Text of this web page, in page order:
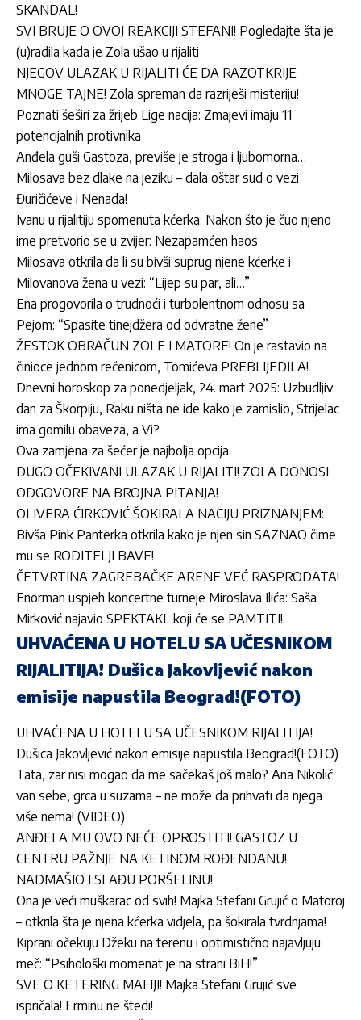
SKANDAL!
SVI BRUJE O OVOJ REAKCIJI STEFANI! Pogledajte šta je
(u)radila kada je Zola ušao u rijaliti
NJEGOV ULAZAK U RIJALITI ĆE DA RAZOTKRIJE
MNOGE TAJNE! Zola spreman da razriješi misteriju!
Poznati šeširi za žrijeb Lige nacija: Zmajevi imaju 11
potencijalnih protivnika
Anđela guši Gastoza, previše je stroga i ljubomorna…
Milosava bez dlake na jeziku – dala oštar sud o vezi
Đuričićeve i Nenada!
Ivanu u rijalitiju spomenuta kćerka: Nakon što je čuo njeno
ime pretvorio se u zvijer: Nezapamćen haos
Milosava otkrila da li su bivši suprug njene kćerke i
Milovanova žena u vezi: “Lijep su par, ali…”
Ena progovorila o trudnoći i turbolentnom odnosu sa
Pejom: “Spasite tinejdžera od odvratne žene”
ŽESTOK OBRAČUN ZOLE I MATORE! On je rastavio na
činioce jednom rečenicom, Tomićeva PREBLIJEDILA!
Dnevni horoskop za ponedjeljak, 24. mart 2025: Uzbudljiv
dan za Škorpiju, Raku ništa ne ide kako je zamislio, Strijelac
ima gomilu obaveza, a Vi?
Ova zamjena za šećer je najbolja opcija
DUGO OČEKIVANI ULAZAK U RIJALITI! ZOLA DONOSI
ODGOVORE NA BROJNA PITANJA!
OLIVERA ĆIRKOVIĆ ŠOKIRALA NACIJU PRIZNANJEM:
Bivša Pink Panterka otkrila kako je njen sin SAZNAO čime
mu se RODITELJI BAVE!
ČETVRTINA ZAGREBAČKE ARENE VEĆ RASPRODATA!
Enorman uspjeh koncertne turneje Miroslava Ilića: Saša
Mirković najavio SPEKTAKL koji će se PAMTITI!
UHVAĆENA U HOTELU SA UČESNIKOM
RIJALITIJA! Dušica Jakovljević nakon
emisije napustila Beograd!(FOTO)
UHVAĆENA U HOTELU SA UČESNIKOM RIJALITIJA!
Dušica Jakovljević nakon emisije napustila Beograd!(FOTO)
Tata, zar nisi mogao da me sačekaš još malo? Ana Nikolić
van sebe, grca u suzama – ne može da prihvati da njega
više nema! (VIDEO)
ANĐELA MU OVO NEĆE OPROSTITI! GASTOZ U
CENTRU PAŽNJE NA KETINOM ROĐENDANU!
NADMAŠIO I SLAĐU PORŠELINU!
Ona je veći muškarac od svih! Majka Stefani Grujić o Matoroj
– otkrila šta je njena kćerka vidjela, pa šokirala tvrdnjama!
Kiprani očekuju Džeku na terenu i optimistično najavljuju
meč: “Psihološki momenat je na strani BiH!”
SVE O KETERING MAFIJI! Majka Stefani Grujić sve
ispričala! Erminu ne štedi!